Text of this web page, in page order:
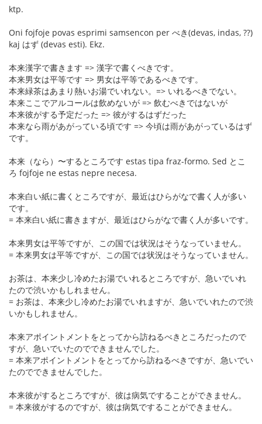
ktp.
Oni fojfoje povas esprimi samsencon per べき(devas, indas, ??)
kaj はず (devas esti). Ekz.
本来漢字で書きます => 漢字で書くべきです。
本来男女は平等です => 男女は平等であるべきです。
本来緑茶はあまり熱いお湯でいれない。=> いれるべきでない。
本来ここでアルコールは飲めないが => 飲むべきではないが
本来彼がする予定だった => 彼がするはずだった
本来なら雨があがっている頃です => 今頃は雨があがっているはず
です。
本来（なら）〜するところです estas tipa fraz-formo. Sed とこ
ろ fojfoje ne estas nepre necesa.
本来白い紙に書くところですが、最近はひらがなで書く人が多い
です。
= 本来白い紙に書きますが、最近はひらがなで書く人が多いです。
本来男女は平等ですが、この国では状況はそうなっていません。
= 本来男女は平等ですが、この国では状況はそうなっていません。
お茶は、本来少し冷めたお湯でいれるところですが、急いでいれ
たので渋いかもしれません。
= お茶は、本来少し冷めたお湯でいれますが、急いでいれたので渋
いかもしれません。
本来アポイントメントをとってから訪ねるべきところだったので
すが、急いでいたのでできませんでした。
= 本来アポイントメントをとってから訪ねるべきですが、急いでい
たのでできませんでした。
本来彼がするところですが、彼は病気ですることができません。
= 本来彼がするのですが、彼は病気ですることができません。